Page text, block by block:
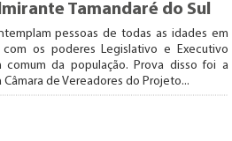
Tamandaré do Sul
pessoas de todas as idades em
com os poderes Legislativo e Executivo
da população. Prova disso foi a
de Vereadores do Projeto...